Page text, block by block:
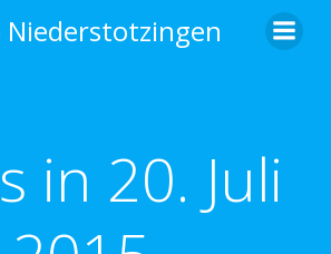
Inhalt
Niederstotzingen
in 20. Juli